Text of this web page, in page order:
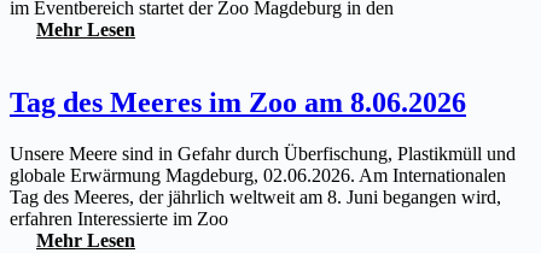
im Eventbereich startet der Zoo Magdeburg in den
Mehr Lesen
Tag des Meeres im Zoo am 8.06.2026
Unsere Meere sind in Gefahr durch Überfischung, Plastikmüll und
globale Erwärmung Magdeburg, 02.06.2026. Am Internationalen
Tag des Meeres, der jährlich weltweit am 8. Juni begangen wird,
erfahren Interessierte im Zoo
Mehr Lesen